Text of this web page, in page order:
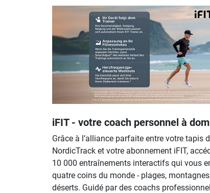
iFIT - votre coach personnel à
Grâce à l’alliance parfaite entre votre tapis
NordicTrack et votre abonnement iFIT,
10 000 entraînements interactifs qui vous
quatre coins du monde - plages,
déserts. Guidé par des coachs